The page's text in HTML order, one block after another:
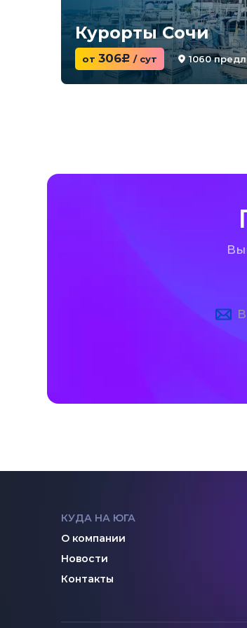
Курорты Сочи
от 306c / сут 1060
КУДА НА ЮГА
О компании
Новости
Контакты